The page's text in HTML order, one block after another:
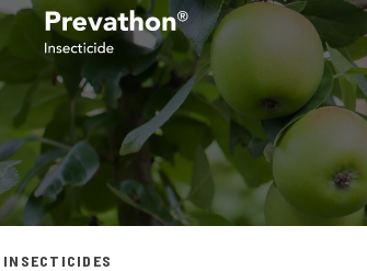
INSECTICIDES